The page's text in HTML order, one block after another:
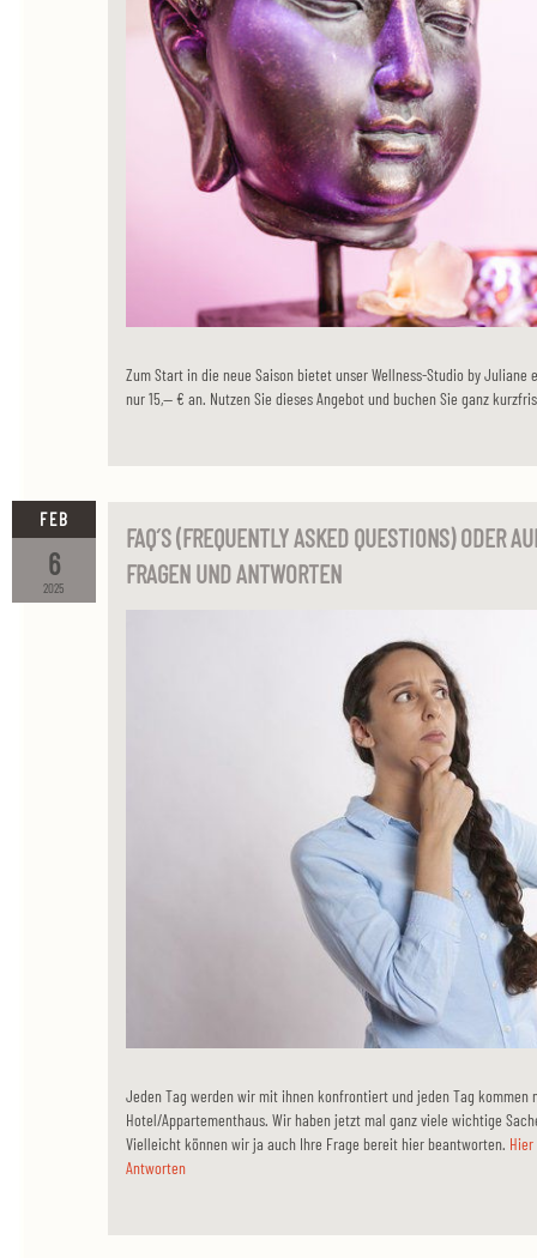
Zum Start in die neue Saison bietet unser Wellness-Studio by Juliane
nur 15,-- € an. Nutzen Sie dieses Angebot und buchen Sie ganz
2025
6
FEB
FAQ´S (FREQUENTLY ASKED QUESTIONS) ODER
FRAGEN UND ANTWORTEN
Jeden Tag werden wir mit ihnen konfrontiert und jeden Tag kommen
Hotel/Appartementhaus. Wir haben jetzt mal ganz viele wichtige
Vielleicht können wir ja auch Ihre Frage bereit hier beantworten. Hier
Antworten